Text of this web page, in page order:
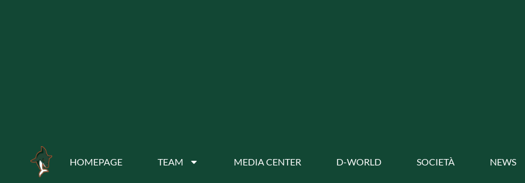
HOMEPAGE TEAM MEDIA CENTER D-WORLD SOCIETÀ NEWS